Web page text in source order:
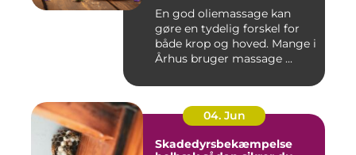
En god oliemassage kan
gøre en tydelig forskel for
både krop og hoved. Mange i
Århus bruger massage ...
04. Jun
Skadedyrsbekæmpelse